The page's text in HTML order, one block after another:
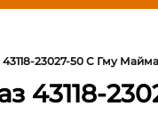
23027-50 С Гму
43118-